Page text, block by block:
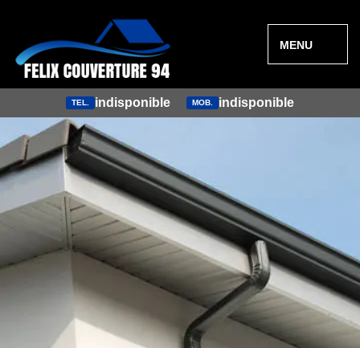
MENU
TEL. indisponible MOB. indisponible